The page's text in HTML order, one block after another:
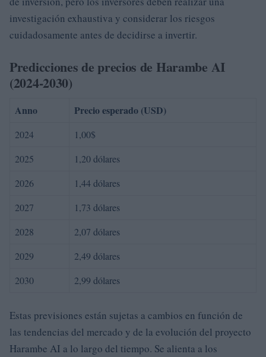
investigación exhaustiva y considerar los riesgos
cuidadosamente antes de decidirse a invertir.
Predicciones de precios de Harambe AI
(2024-2030)
Anno Precio esperado (USD)
2024
1,00$
2025
1,20 dólares
2026
1,44 dólares
2027
1,73 dólares
2028
2,07 dólares
2029
2,49 dólares
2030
2,99 dólares
Estas previsiones están sujetas a cambios en función de
las tendencias del mercado y de la evolución del proyecto
Harambe AI a lo largo del tiempo. Se alienta a los